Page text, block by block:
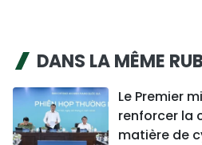
DANS LA MÊME
Le Premier
renforcer la
matière de